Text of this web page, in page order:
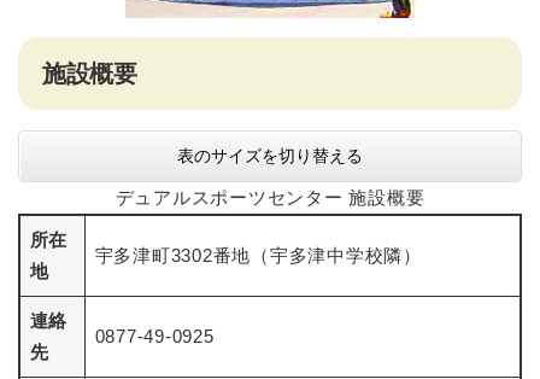
施設概要
表のサイズを切り替える
デュアルスポーツセンター 施設概要
所在
地
宇多津町3302番地（宇多津中学校隣）
連絡
先
0877-49-0925